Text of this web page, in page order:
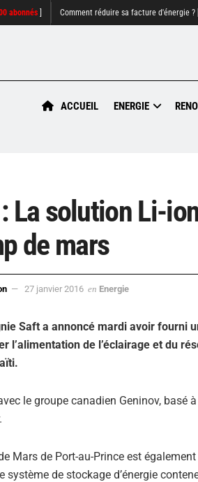
abonnés Comment réduire sa facture d'énergie ? [
ACCUEIL ENERGIE
La solution Li-
de mars
27 janvier 2016 en Energie
Saft a annoncé mardi avoir fourni
l’alimentation de l’éclairage et du
le groupe canadien Geninov, basé
Mars de Port-au-Prince est
système de stockage d’énergie